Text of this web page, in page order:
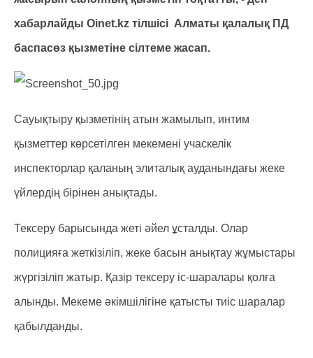
хабарлайды Oinet.kz тілшісі Алматы қалалық ПД
баспасөз қызметіне сілтеме жасап.
Сауықтыру қызметінің атын жамылып, интим
қызметтер көрсетілген мекемені учаскелік
инспекторлар қаланың элиталық ауданындағы жеке
үйлердің бірінен анықтады.
Тексеру барысында жеті әйел ұсталды. Олар
полицияға жеткізіліп, жеке басын анықтау жұмыстары
жүргізіліп жатыр. Қазір тексеру іс-шаралары қолға
алынды. Мекеме әкімшілігіне қатысты тиіс шаралар
қабылданды.